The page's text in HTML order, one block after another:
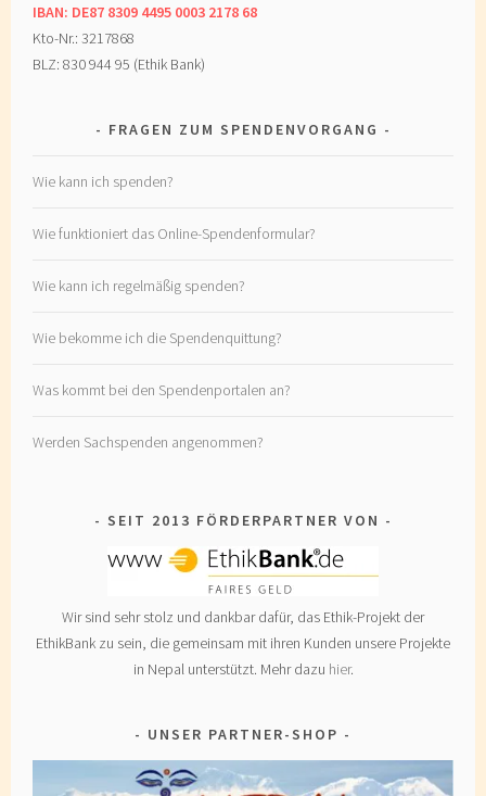
IBAN: DE87 8309 4495 0003 2178 68
Kto-Nr.: 3217868
BLZ: 830 944 95 (Ethik Bank)
FRAGEN ZUM SPENDENVORGANG
Wie kann ich spenden?
Wie funktioniert das Online-Spendenformular?
Wie kann ich regelmäßig spenden?
Wie bekomme ich die Spendenquittung?
Was kommt bei den Spendenportalen an?
Werden Sachspenden angenommen?
SEIT 2013 FÖRDERPARTNER VON
Wir sind sehr stolz und dankbar dafür, das Ethik-Projekt der
EthikBank zu sein, die gemeinsam mit ihren Kunden unsere Projekte
in Nepal unterstützt. Mehr dazu hier.
UNSER PARTNER-SHOP